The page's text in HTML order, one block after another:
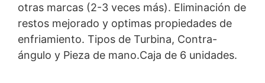
otras marcas (2-3 veces más). Eliminación de
restos mejorado y optimas propiedades de
enfriamiento. Tipos de Turbina, Contra-
ángulo y Pieza de mano.Caja de 6 unidades.